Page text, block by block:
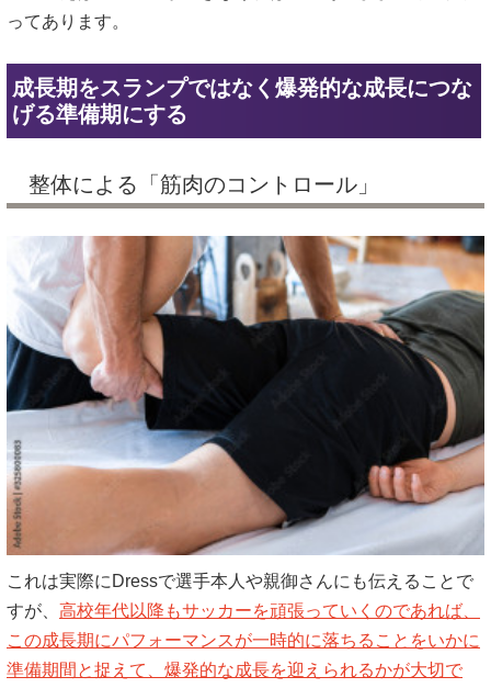
ってあります。
成長期をスランプではなく爆発的な成長につな
げる準備期にする
整体による「筋肉のコントロール」
これは実際にDressで選手本人や親御さんにも伝えることで
すが、 高校年代以降もサッカーを頑張っていくのであれば、
この成長期にパフォーマンスが一時的に落ちることをいかに
準備期間と捉えて、爆発的な成長を迎えられるかが大切で